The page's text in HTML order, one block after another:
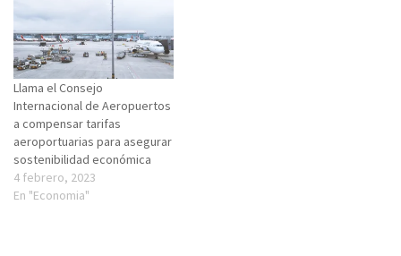
Llama el Consejo
Internacional de Aeropuertos
a compensar tarifas
aeroportuarias para asegurar
sostenibilidad económica
4 febrero, 2023
En "Economia"